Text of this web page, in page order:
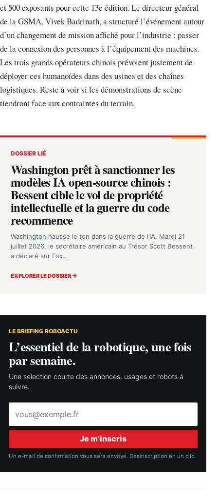
et 500 exposants pour cette 13e édition. Le directeur général
de la GSMA, Vivek Badrinath, a structuré l’événement autour
d’un changement de mission affiché pour l’industrie : passer
de la connexion des personnes à l’équipement des machines.
Les trois grands opérateurs chinois prévoient justement de
déployer ces humanoïdes dans des usines et des chaînes
logistiques. Reste à voir si les démonstrations de scène
tiendront face aux contraintes du terrain.
DOSSIER LIÉ
Washington prêt à sanctionner les
modèles IA open-source chinois :
Bessent cible le vol de propriété
intellectuelle et la guerre du code
recommence
Washington hausse le ton dans la guerre de l’IA. Mardi 21
juillet 2026, le secrétaire américain au Trésor Scott Bessent
a déclaré sur Fox…
EXPLORER LE DOSSIER →
LE BRIEFING ROBOACTU
L’essentiel de la robotique, une fois
par semaine.
Une sélection courte des annonces, usages et robots à
suivre.
mail
Je m’inscris
Un e-mail de confirmation vous sera envoyé. Désinscription en un clic.